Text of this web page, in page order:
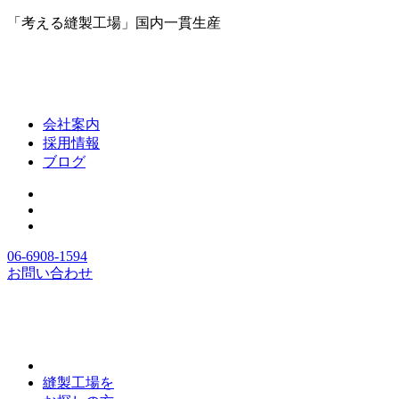
「考える縫製工場」国内一貫生産
会社案内
採用情報
ブログ
06-6908-1594
お問い合わせ
縫製工場を